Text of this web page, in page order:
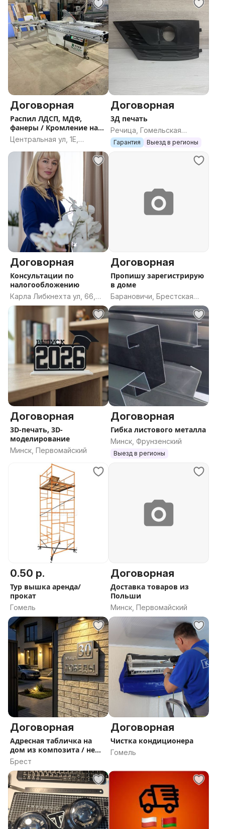
Договорная
Распил ЛДСП, МДФ,
фанеры / Кромление на
Ostermann / Фрезеровка
на ЧПУ
Центральная ул, 1Е,
Хатежинский сельсовет,
Минский район, Минская
область
Договорная
3Д печать
Речица, Гомельская
область
Гарантия Выезд в регионы
Договорная
Консультации по
налогообложению
Карла Либкнехта ул, 66,
Минск
Договорная
Пропишу зарегистрирую
в доме
Барановичи, Брестская
область
Договорная
3D-печать, 3D-
моделирование
Минск, Первомайский
Договорная
Гибка листового металла
Минск, Фрунзенский
Выезд в регионы
0.50 р.
Тур вышка аренда/
прокат
Гомель
Договорная
Доставка товаров из
Польши
Минск, Первомайский
Договорная
Адресная табличка на
дом из композита / не
ржавеет
Брест
Договорная
Чистка кондиционера
Гомель